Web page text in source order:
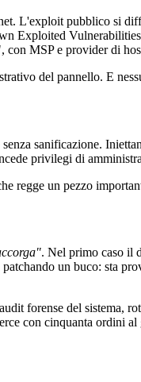
L'exploit pubblico si
Exploited
MSP e provider di
del pannello. E
sanificazione.
privilegi di
regge un pezzo
. Nel primo caso il
un buco: sta
forense del sistema,
con cinquanta ordini